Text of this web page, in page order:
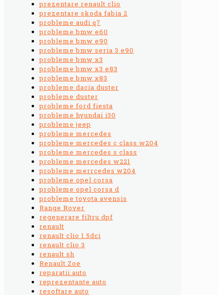
prezentare renault clio
prezentare skoda fabia 2
probleme audi q7
probleme bmw e60
probleme bmw e90
probleme bmw seria 3 e90
probleme bmw x3
probleme bmw x3 e83
probleme bmw x83
probleme dacia duster
probleme duster
probleme ford fiesta
probleme hyundai i30
probleme jeep
probleme mercedes
probleme mercedes c class w204
probleme mercedes s class
probleme mercedes w221
probleme merrcedes w204
probleme opel corsa
probleme opel corsa d
probleme toyota avensis
Range Rover
regenerare filtru dpf
renault
renault clio 1.5dci
renault clio 3
renault sh
Renault Zoe
reparatii auto
reprezentante auto
resoftare auto